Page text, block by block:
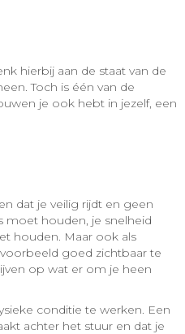
hierbij aan de staat van de
Toch is één van de
je ook hebt in jezelf, een
dat je veilig rijdt en geen
moet houden, je snelheid
houden. Maar ook als
goed zichtbaar te
op wat er om je heen
conditie te werken. Een
achter het stuur en dat je